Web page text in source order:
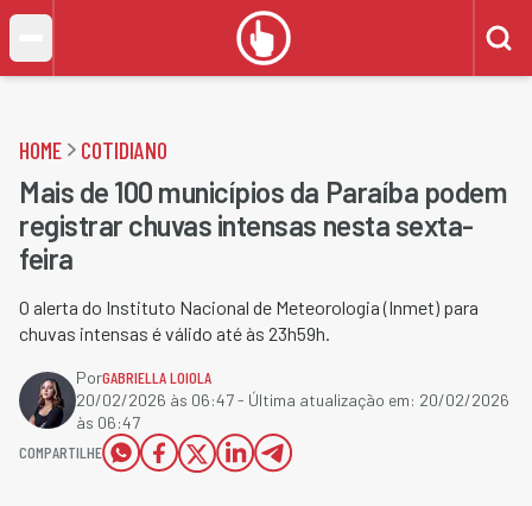
HOME COTIDIANO
Mais de 100 municípios da Paraíba podem
registrar chuvas intensas nesta sexta-
feira
O alerta do Instituto Nacional de Meteorologia (Inmet) para
chuvas intensas é válido até às 23h59h.
PorGABRIELLA LOIOLA
20/02/2026 às 06:47- Última atualização em: 20/02/2026
às 06:47
COMPARTILHE